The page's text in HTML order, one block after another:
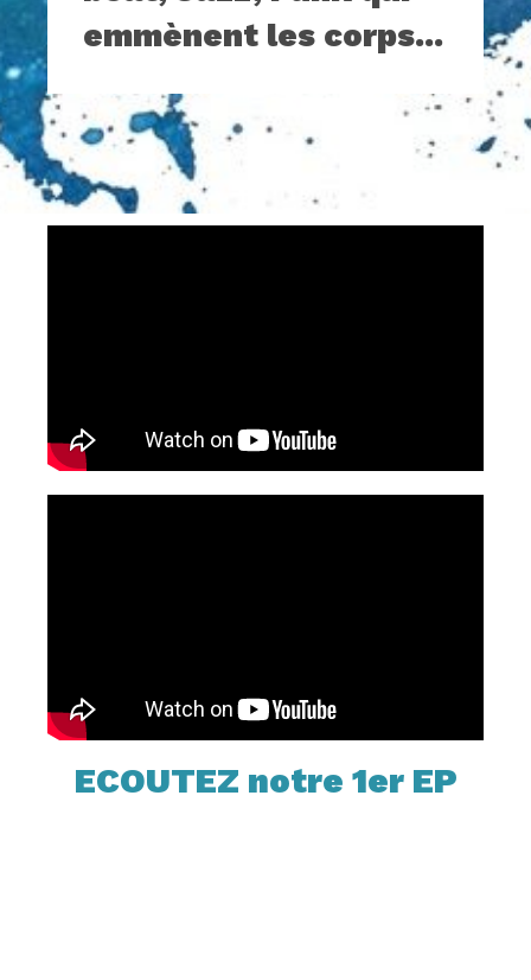
emmènent les corps...
ECOUTEZ notre 1er EP